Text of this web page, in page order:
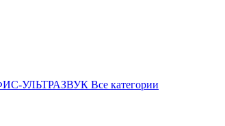
УЛЬТРАЗВУК Все категории